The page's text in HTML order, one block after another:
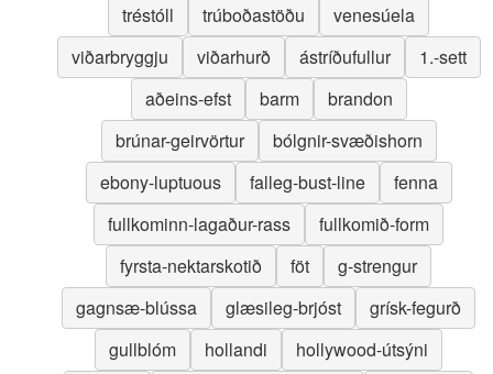
tréstóll
trúboðastöðu
venesúela
viðarbryggju
viðarhurð ástríðufullur
1.-sett
aðeins-efst
barm
brandon
brúnar-geirvörtur
bólgnir-svæðishorn
ebony-luptuous
falleg-bust-line
fenna
fullkominn-lagaður-rass
fullkomið-form
fyrsta-nektarskotið
föt
g-strengur
gagnsæ-blússa
glæsileg-brjóst
grísk-fegurð
gullblóm
hollandi
hollywood-útsýni